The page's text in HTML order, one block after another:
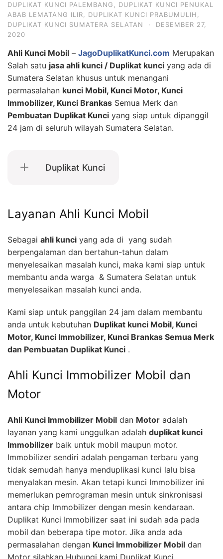
DUPLIKAT KUNCI PALEMBANG, DUPLIKAT KUNCI PENUKAL
ABAB LEMATANG ILIR, DUPLIKAT KUNCI PRABUMULIH,
DUPLIKAT KUNCI SUMATERA SELATAN
·
DESEMBER 27,
2020
Ahli Kunci Mobil – JagoDuplikatKunci.com Merupakan
Salah satu jasa ahli kunci / Duplikat kunci yang ada di
Sumatera Selatan khusus untuk menangani
permasalahan kunci Mobil, Kunci Motor, Kunci
Immobilizer, Kunci Brankas Semua Merk dan
Pembuatan Duplikat Kunci yang siap untuk dipanggil
24 jam di seluruh wilayah Sumatera Selatan.
Duplikat Kunci
Layanan Ahli Kunci Mobil
Sebagai ahli kunci yang ada di yang sudah
berpengalaman dan bertahun-tahun dalam
menyelesaikan masalah kunci, maka kami siap untuk
membantu anda warga & Sumatera Selatan untuk
menyelesaikan masalah kunci anda.
Kami siap untuk panggilan 24 jam dalam membantu
anda untuk kebutuhan Duplikat kunci Mobil, Kunci
Motor, Kunci Immobilizer, Kunci Brankas Semua Merk
dan Pembuatan Duplikat Kunci .
Ahli Kunci Immobilizer Mobil dan
Motor
Ahli Kunci Immobilizer Mobil dan Motor adalah
layanan yang kami unggulkan adalah duplikat kunci
Immobilizer baik untuk mobil maupun motor.
Immobilizer sendiri adalah pengaman terbaru yang
tidak semudah hanya menduplikasi kunci lalu bisa
menyalakan mesin. Akan tetapi kunci Immobilizer ini
memerlukan pemrograman mesin untuk sinkronisasi
antara chip Immobilizer dengan mesin kendaraan.
Duplikat Kunci Immobilizer saat ini sudah ada pada
mobil dan beberapa tipe motor. Jika anda ada
permasalahan dengan Kunci Immobilizer Mobil dan